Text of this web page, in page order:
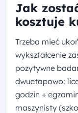
Jak
kosztuje
Trzeba mieć
wykształcenie
pozytywne
dwuetapowo:
godzin +
maszynisty